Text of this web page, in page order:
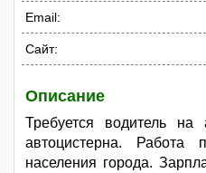
Email:
Сайт:
Описание
Требуется водитель
автоцистерна.
населения города.